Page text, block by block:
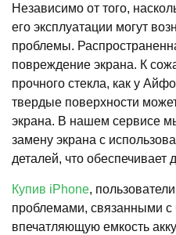
Независимо от того,
его эксплуатации могут
проблемы.
повреждение экрана. К
прочного стекла, как у
твердые поверхности
экрана. В нашем сервисе
замену экрана с
деталей, что обеспечивает
Купив iPhone,
проблемами, связанными с
впечатляющую емкость